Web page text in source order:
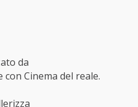
da
Cinema del reale.